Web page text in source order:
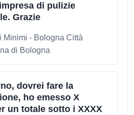
di pulizie
Grazie
Minimi - Bologna Città
di Bologna
dovrei fare la
ho emesso X
un totale sotto i XXXX